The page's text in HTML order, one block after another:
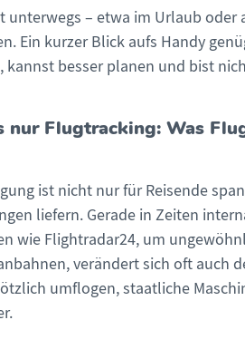
unterwegs – etwa im Urlaub
Ein kurzer Blick aufs Handy
kannst besser planen und bist
nur Flugtracking: Was
ist nicht nur für Reisende
liefern. Gerade in Zeiten
wie Flightradar24, um
verändert sich oft auch
umflogen, staatliche